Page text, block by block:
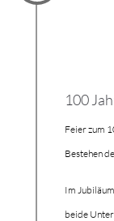
100
Feier zum
Bestehen
Im
beide